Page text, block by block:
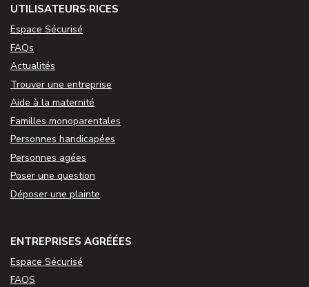
UTILISATEURS·RICES
Espace Sécurisé
FAQs
Actualités
Trouver une entreprise
Aide à la maternité
Familles monoparentales
Personnes handicapées
Personnes agées
Poser une question
Déposer une plainte
ENTREPRISES AGRÉÉES
Espace Sécurisé
FAQS